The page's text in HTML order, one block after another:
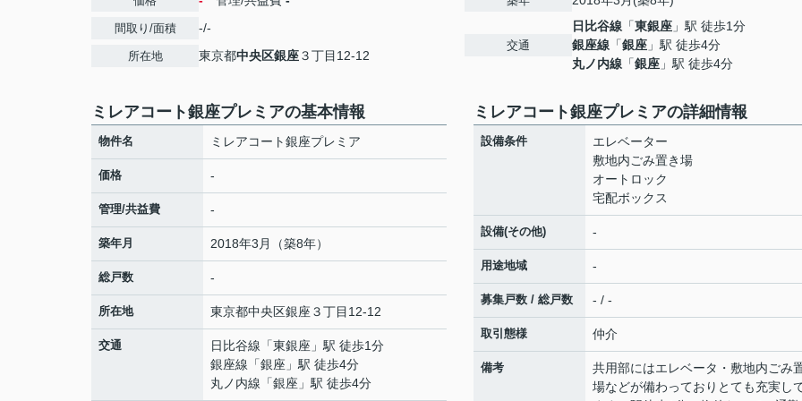
間取り/面積 -/-
所在地 東京都中央区銀座３丁目12-12
交通
日比谷線 「東銀座 」駅 徒歩1分
銀座線 「銀座 」駅 徒歩4分
丸ノ内線 「銀座 」駅 徒歩4分
ミレアコート銀座プレミアの基本情報
物件名 ミレアコート銀座プレミア
価格 -
管理/共益費 -
築年月 2018年3月（築8年）
総戸数 -
所在地 東京都中央区銀座 ３丁目12-12
交通 日比谷線 「東銀座 」駅 徒歩1分
銀座線 「銀座 」駅 徒歩4分
丸ノ内線 「銀座 」駅 徒歩4分
ミレアコート銀座プレミアの詳細情報
設備条件
エレベーター
敷地内ごみ置き場
オートロック
宅配ボックス
設備(その他) -
用途地域 -
募集戸数 / 総戸数 - / -
取引態様 仲介
備考
共用部にはエレベータ・敷地内ごみ
場などが備わっておりとても充実し